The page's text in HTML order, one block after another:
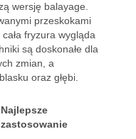
wersję balayage.
przeskokami
fryzura wygląda
są doskonałe dla
zmian, a
oraz głębi.
Najlepsze
zastosowanie